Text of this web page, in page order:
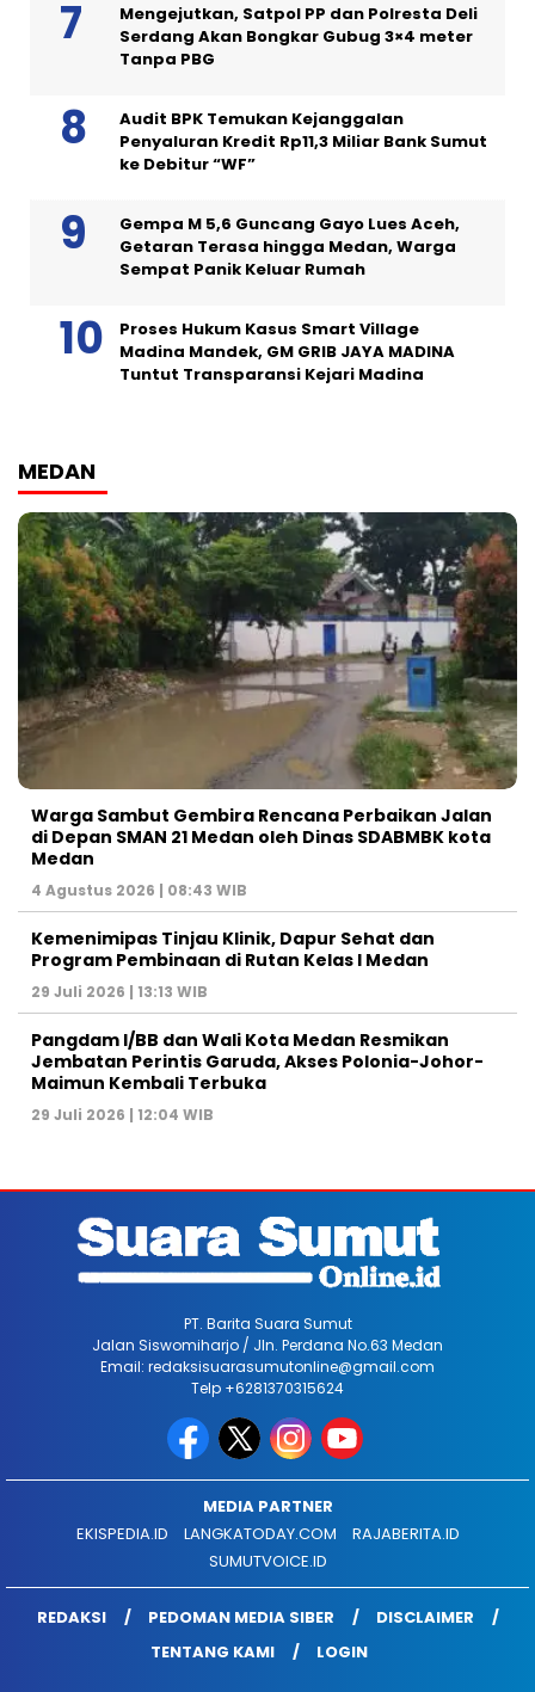
Mengejutkan, Satpol PP dan Polresta Deli
Serdang Akan Bongkar Gubug 3×4 meter
Tanpa PBG
Audit BPK Temukan Kejanggalan
Penyaluran Kredit Rp11,3 Miliar Bank Sumut
ke Debitur “WF”
Gempa M 5,6 Guncang Gayo Lues Aceh,
Getaran Terasa hingga Medan, Warga
Sempat Panik Keluar Rumah
Proses Hukum Kasus Smart Village
Madina Mandek, GM GRIB JAYA MADINA
Tuntut Transparansi Kejari Madina
MEDAN
Warga Sambut Gembira Rencana Perbaikan Jalan
di Depan SMAN 21 Medan oleh Dinas SDABMBK kota
Medan
4 Agustus 2026 | 08:43 WIB
Kemenimipas Tinjau Klinik, Dapur Sehat dan
Program Pembinaan di Rutan Kelas I Medan
29 Juli 2026 | 13:13 WIB
Pangdam I/BB dan Wali Kota Medan Resmikan
Jembatan Perintis Garuda, Akses Polonia-Johor-
Maimun Kembali Terbuka
29 Juli 2026 | 12:04 WIB
PT. Barita Suara Sumut
Jalan Siswomiharjo / Jln. Perdana No.63 Medan
Email: redaksisuarasumutonline@gmail.com
Telp +6281370315624
MEDIA PARTNER
EKISPEDIA.ID
LANGKATODAY.COM
RAJABERITA.ID
SUMUTVOICE.ID
REDAKSI PEDOMAN MEDIA SIBER
DISCLAIMER
TENTANG KAMI
LOGIN